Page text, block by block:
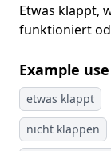
Etwas klappt,
funktioniert
Example use
etwas klappt
nicht klappen